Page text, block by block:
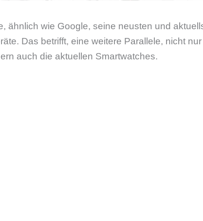
ähnlich wie Google, seine neusten und
Das betrifft, eine weitere Parallele, nicht
auch die aktuellen Smartwatches.